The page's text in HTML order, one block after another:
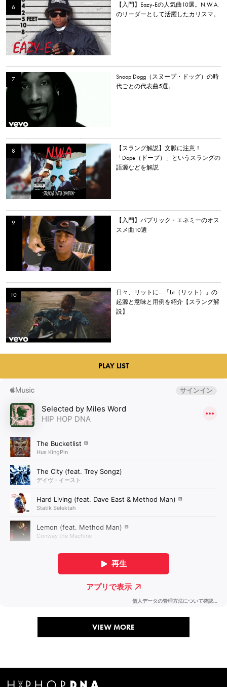
【入門】Eazy-Eの人気曲10選。N.W.A.
のリーダーとして活躍したカリスマ。
Snoop Dogg（スヌープ・ドッグ）の時
代ごとの代表曲5選。
【スラング解説】文脈に注意！
「Dope（ドープ）」というスラングの
語源などを解説
【入門】パブリック・エネミーのオス
スメ曲10選
日々、リットに—「Lit（リット）」の
起源と意味と用例を紹介【スラング解
説】
PLAY LIST
VIEW MORE